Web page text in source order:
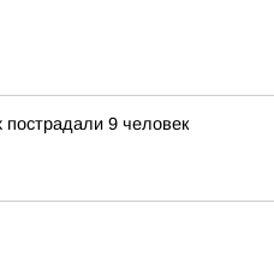
пострадали 9 человек